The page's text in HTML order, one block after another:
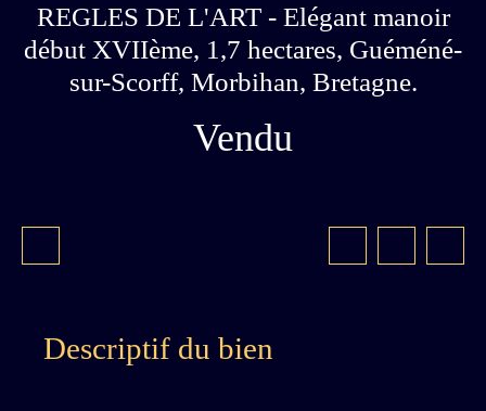
REGLES DE L'ART - Elégant manoir
début XVIIème, 1,7 hectares, Guéméné-
sur-Scorff, Morbihan, Bretagne.
Vendu
Descriptif du bien